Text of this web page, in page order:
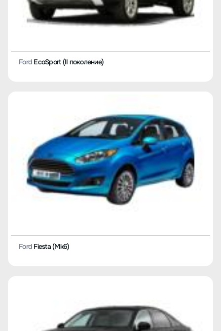
Ford EcoSport (II поколение)
Ford Fiesta (Mk6)